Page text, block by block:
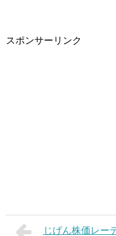
スポンサーリンク
じげん株価レー